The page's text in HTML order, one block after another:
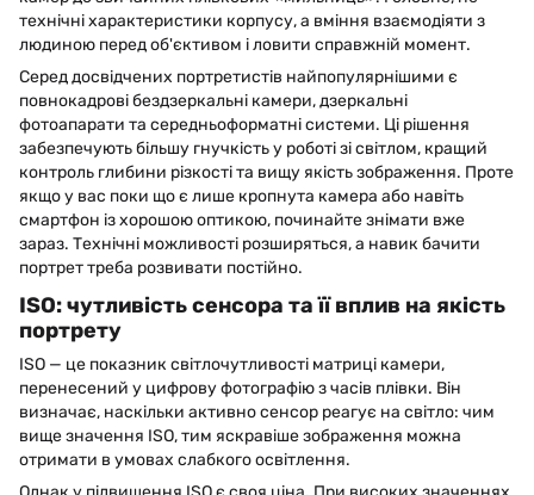
технічні характеристики корпусу, а вміння взаємодіяти з
людиною перед об'єктивом і ловити справжній момент.
Серед досвідчених портретистів найпопулярнішими є
повнокадрові бездзеркальні камери, дзеркальні
фотоапарати та середньоформатні системи. Ці рішення
забезпечують більшу гнучкість у роботі зі світлом, кращий
контроль глибини різкості та вищу якість зображення. Проте
якщо у вас поки що є лише кропнута камера або навіть
смартфон із хорошою оптикою, починайте знімати вже
зараз. Технічні можливості розширяться, а навик бачити
портрет треба розвивати постійно.
ISO: чутливість сенсора та її вплив на якість
портрету
ISO — це показник світлочутливості матриці камери,
перенесений у цифрову фотографію з часів плівки. Він
визначає, наскільки активно сенсор реагує на світло: чим
вище значення ISO, тим яскравіше зображення можна
отримати в умовах слабкого освітлення.